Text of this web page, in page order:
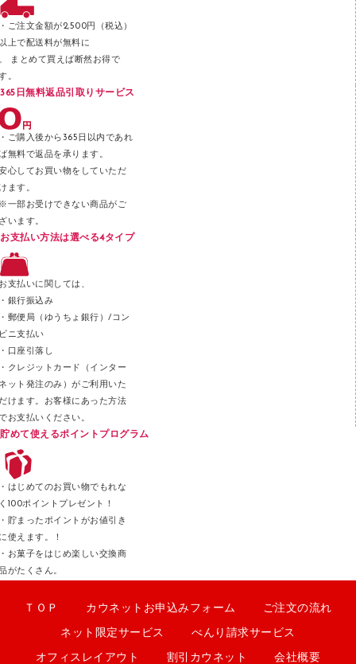
パンチ
はさみ
テープカッター
その他文具
セロハンテープ
スティックのり
クリップ
カッター
ご注文金額が2,500円（税込）
上で配送料が無料に
まとめて買えば断然お得で
。
365日無料返品引取りサービス
ご購入後から365日以内であれ
無料で返品を承ります。
心してお買い物をしていただ
ます。
一部お受けできない商品がご
います。
お支払い方法は選べる4タイプ
支払いに関しては、
銀行振込み
郵便局（ゆうちょ銀行）/コン
ニ支払い
口座引落し
クレジットカード（インター
ット発注のみ）がご利用いた
けます。お客様にあった方法
お支払いください。
貯めて使えるポイントプログラム
はじめてのお買い物でもれな
100ポイントプレゼント！
貯まったポイントがお値引き
使えます。！
お菓子をはじめ楽しい交換商
がたくさん。
ＴＯＰ カウネットお申込みフォーム ご注文の流れ
ネット限定サービス べんり請求サービス
オフィスレイアウト 割引カウネット 会社概要